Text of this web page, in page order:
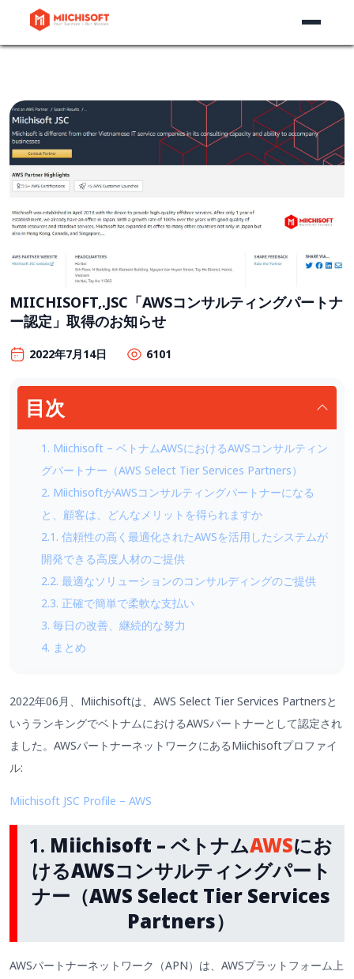
MIICHISOFT,.JSC「AWSコンサルティングパートナ
ー認定」取得のお知らせ
2022年7月14日 6101
目次
1. Miichisoft – ベトナムAWSにおけるAWSコンサルティン
グパートナー（AWS Select Tier Services Partners）
2. MiichisoftがAWSコンサルティングパートナーになる
と、顧客は、どんなメリットを得られますか
2.1. 信頼性の高く最適化されたAWSを活用したシステムが
開発できる高度人材のご提供
2.2. 最適なソリューションのコンサルディングのご提供
2.3. 正確で簡単で柔軟な支払い
3. 毎日の改善、継続的な努力
4. まとめ
2022年06月、Miichisoftは、AWS Select Tier Services Partnersと
いうランキングでベトナムにおけるAWSパートナーとして認定され
ました。AWSパートナーネットワークにあるMiichisoftプロファイ
ル:
Miichisoft JSC Profile – AWS
1. Miichisoft – ベトナムAWSにお
けるAWSコンサルティングパート
ナー（AWS Select Tier Services
Partners）
AWSパートナーネットワーク（APN）は、AWSプラットフォーム上